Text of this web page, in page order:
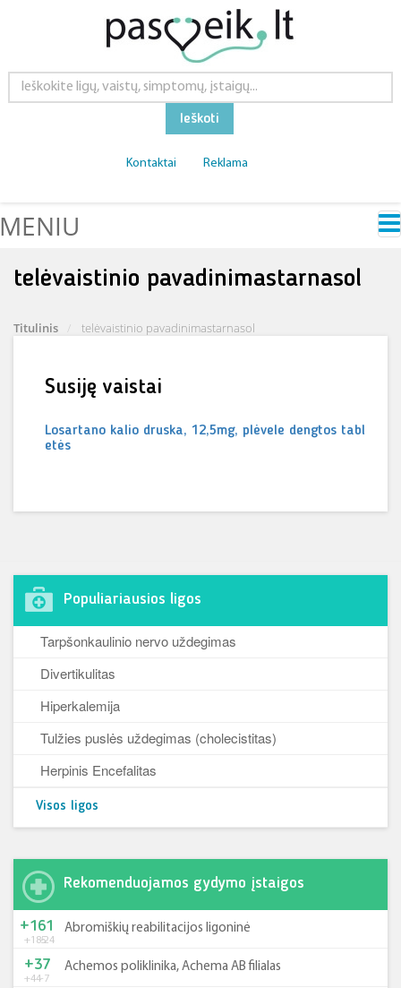
Ieškoti
Kontaktai Reklama
MENIU
telėvaistinio pavadinimastarnasol
Titulinis telėvaistinio pavadinimastarnasol
Susiję vaistai
Losartano kalio druska, 12,5mg, plėvele dengtos tabl
etės
Populiariausios ligos
Tarpšonkaulinio nervo uždegimas
Divertikulitas
Hiperkalemija
Tulžies puslės uždegimas (cholecistitas)
Herpinis Encefalitas
Visos ligos
Rekomenduojamos gydymo įstaigos
+185-24
+161 Abromiškių reabilitacijos ligoninė
+44-7
+37 Achemos poliklinika, Achema AB filialas